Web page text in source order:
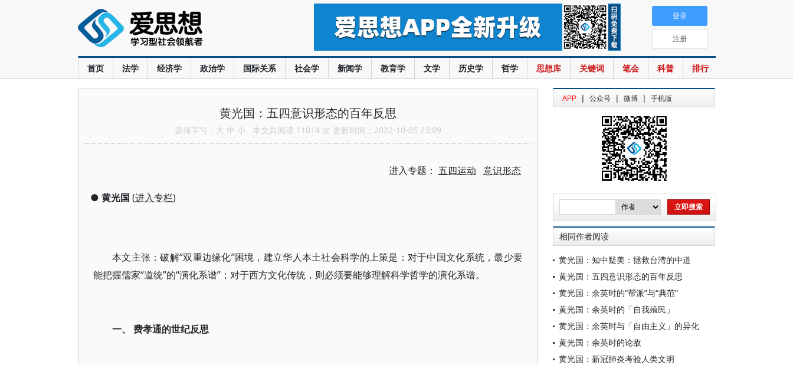
首页 法学 经济学 政治学 国际关系 社会学 新闻学 教育学 文学 历史学 哲学 思想库 关键词 笔会 科普 排行
登录
注册
黄光国：五四意识形态的百年反思
选择字号： 大 中 小 本文共阅读 11014 次 更新时间：2022-10-05 23:09
进入专题： 五四运动 意识形态
● 黄光国 (进入专栏)
本文主张：破解“双重边缘化”困境，建立华人本土社会科学的上策是：对于中国文化系统，最少要
能把握儒家“道统”的“演化系谱”；对于西方文化传统，则必须要能够理解科学哲学的演化系谱。
一、 费孝通的世纪反思
APP | 公众号 | 微博 | 手机版
相同作者阅读
黄光国：知中疑美：拯救台湾的中道
黄光国：五四意识形态的百年反思
黄光国：余英时的“帮派”与“典范”
黄光国：余英时的「自我殖民」
黄光国：余英时与「自由主义」的异化
黄光国：余英时的论敌
黄光国：新冠肺炎考验人类文明